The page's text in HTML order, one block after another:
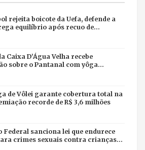
rejeita boicote da Uefa, defende a
equilíbrio após recuo de
Caixa D’Água Velha recebe
sobre o Pantanal com yôga
e feirinha em Cuiabá
de Vôlei garante cobertura total na
recorde de R$ 3,6 milhões
Federal sanciona lei que endurece
crimes sexuais contra crianças
e uso de IA